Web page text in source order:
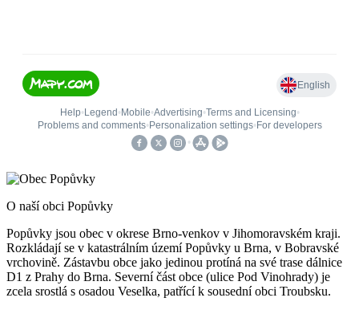
O naší obci Popůvky
Popůvky jsou obec v okrese Brno-venkov v Jihomoravském kraji.
Rozkládají se v katastrálním území Popůvky u Brna, v Bobravské
vrchovině. Zástavbu obce jako jedinou protíná na své trase dálnice
D1 z Prahy do Brna. Severní část obce (ulice Pod Vinohrady) je
zcela srostlá s osadou Veselka, patřící k sousední obci Troubsku.